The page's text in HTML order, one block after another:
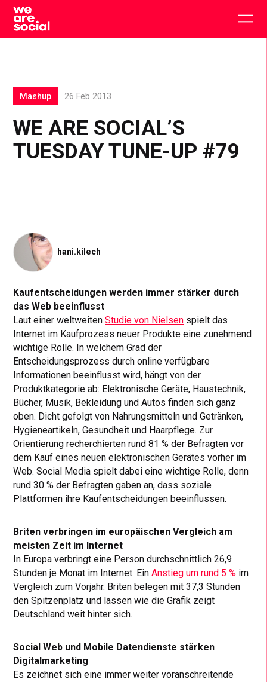
Skip
content
WE ARE SOCIAL’S
TUESDAY TUNE-UP #79
Mashup 26 Feb 2013
hani.kilech
Kaufentscheidungen werden immer stärker durch
das Web beeinflusst
Laut einer weltweitenStudie von Nielsen spielt das
Internet im Kaufprozess neuer Produkte eine zunehmend
wichtige Rolle. In welchem Grad der
Entscheidungsprozess durch online verfügbare
Informationen beeinflusst wird, hängt von der
Produktkategorie ab: Elektronische Geräte, Haustechnik,
Bücher, Musik, Bekleidung und Autos finden sich ganz
oben. Dicht gefolgt von Nahrungsmitteln und Getränken,
Hygieneartikeln, Gesundheit und Haarpflege. Zur
Orientierung recherchierten rund 81 % der Befragten vor
dem Kauf eines neuen elektronischen Gerätes vorher im
Web. Social Media spielt dabei eine wichtige Rolle, denn
rund 30 % der Befragten gaben an, dass soziale
Plattformen ihre Kaufentscheidungen beeinflussen.
Briten verbringen im europäischen Vergleich am
meisten Zeit im Internet
In Europa verbringt eine Person durchschnittlich 26,9
Stunden je Monat im Internet. EinAnstieg um rund 5 % im
Vergleich zum Vorjahr. Briten belegen mit 37,3 Stunden
den Spitzenplatz und lassen wie die Grafik zeigt
Deutschland weit hinter sich.
Social Web und Mobile Datendienste stärken
Digitalmarketing
Es zeichnet sich eine immer weiter voranschreitende